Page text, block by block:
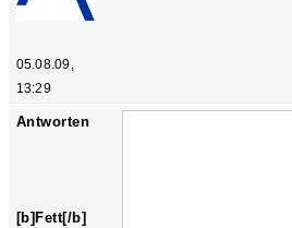
05.08.09,
13:29
Antworten
[b]Fett[/b]